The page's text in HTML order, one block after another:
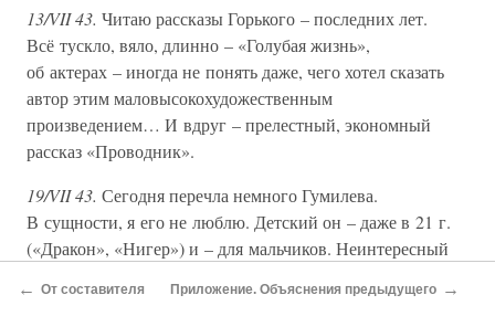
13/VII 43. Читаю рассказы Горького – последних лет.
Всё тускло, вяло, длинно – «Голубая жизнь»,
об актерах – иногда не понять даже, чего хотел сказать
автор этим маловысокохудожественным
произведением… И вдруг – прелестный, экономный
рассказ «Проводник».
19/VII 43. Сегодня перечла немного Гумилева.
В сущности, я его не люблю. Детский он – даже в 21 г.
(«Дракон», «Нигер») и – для мальчиков. Неинтересный
стихи, отдельные строки; это и значит, собственно,
← От составителя Приложение. Объяснения предыдущего →